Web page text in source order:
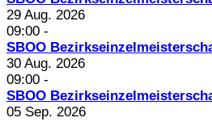
29 Aug. 2026
09:00 -
SBOO
30 Aug. 2026
09:00 -
SBOO
05 Sep. 2026